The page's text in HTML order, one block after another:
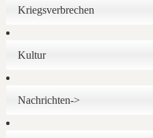
Kriegsverbrechen
Kultur
Nachrichten->